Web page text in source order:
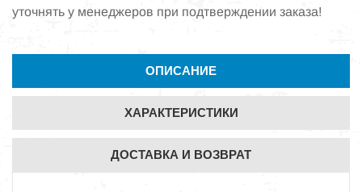
уточнять у менеджеров при подтверждении заказа!
ОПИСАНИЕ
ХАРАКТЕРИСТИКИ
ДОСТАВКА И ВОЗВРАТ